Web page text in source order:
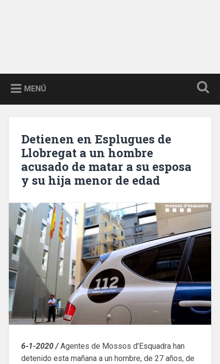
MENÚ
Detienen en Esplugues de
Llobregat a un hombre
acusado de matar a su esposa
y su hija menor de edad
6-1-2020 / Agentes de Mossos d’Esquadra han
detenido esta mañana a un hombre, de 27 años, de